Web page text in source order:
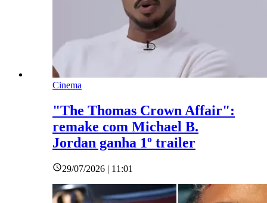
Cinema
"The Thomas Crown Affair":
remake com Michael B.
Jordan ganha 1º trailer
29/07/2026 | 11:01